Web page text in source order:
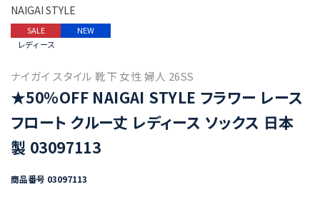
NAIGAI STYLE
SALE
NEW
レディース
ナイガイ スタイル 靴下 女性 婦人 26SS
★50％OFF NAIGAI STYLE フラワー レース
フロート クルー丈 レディース ソックス 日本
製 03097113
商品番号 03097113